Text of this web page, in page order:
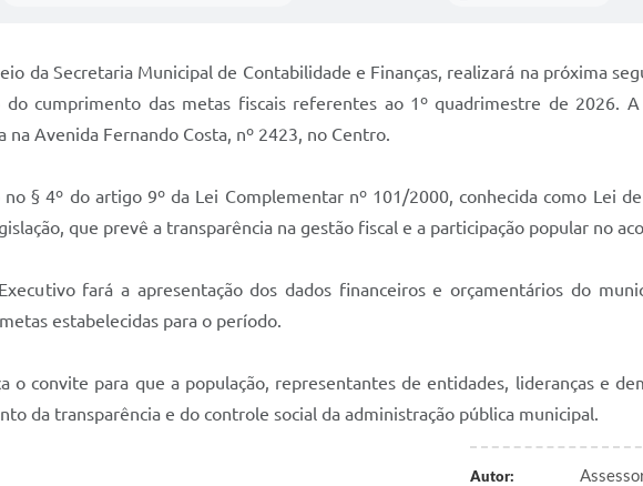
da Secretaria Municipal de Contabilidade e Finanças, realizará na próxima
do cumprimento das metas fiscais referentes ao 1º quadrimestre de 2026.
na Avenida Fernando Costa, nº 2423, no Centro.
§ 4º do artigo 9º da Lei Complementar nº 101/2000, conhecida como Lei
que prevê a transparência na gestão fiscal e a participação popular no
fará a apresentação dos dados financeiros e orçamentários do
estabelecidas para o período.
o convite para que a população, representantes de entidades, lideranças e
da transparência e do controle social da administração pública municipal.
Autor: